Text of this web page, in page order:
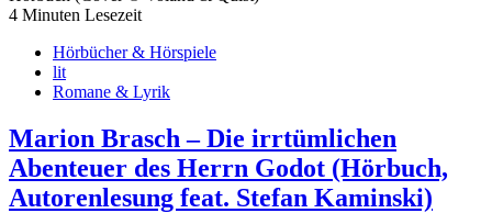
4 Minuten Lesezeit
Hörbücher & Hörspiele
lit
Romane & Lyrik
Marion Brasch – Die irrtümlichen
Abenteuer des Herrn Godot (Hörbuch,
Autorenlesung feat. Stefan Kaminski)